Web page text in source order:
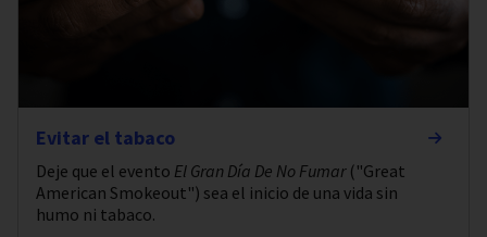
Evitar el tabaco
Deje que el evento El Gran Día De No Fumar("Great
American Smokeout") sea el inicio de una vida sin
humo ni tabaco.